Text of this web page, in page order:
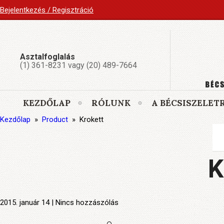
Bejelentkezés / Regisztráció
Asztalfoglalás
(1) 361-8231 vagy (20) 489-7664
KEZDŐLAP RÓLUNK A
Kezdőlap » Product » Krokett
2015. január 14 | Nincs hozzászólás